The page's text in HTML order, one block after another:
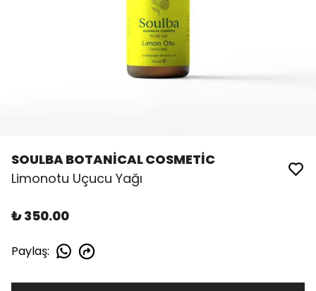
SOULBA BOTANİCAL COSMETİC
Limonotu Uçucu Yağı
₺ 350.00
Paylaş: